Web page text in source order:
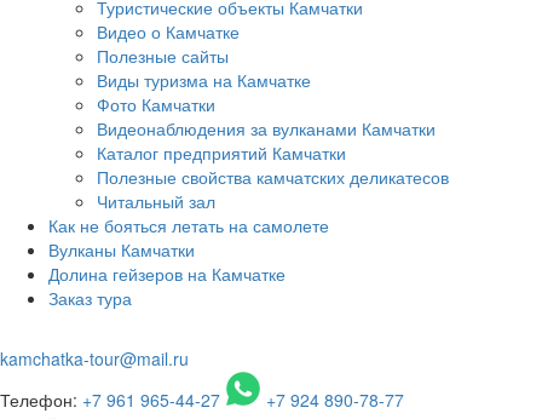
Туристические объекты Камчатки
Видео о Камчатке
Полезные сайты
Виды туризма на Камчатке
Фото Камчатки
Видеонаблюдения за вулканами Камчатки
Каталог предприятий Камчатки
Полезные свойства камчатских деликатесов
Читальный зал
Как не бояться летать на самолете
Вулканы Камчатки
Долина гейзеров на Камчатке
Заказ тура
kamchatka-tour@mail.ru
Телефон: +7 961 965-44-27
+7 924 890-78-77